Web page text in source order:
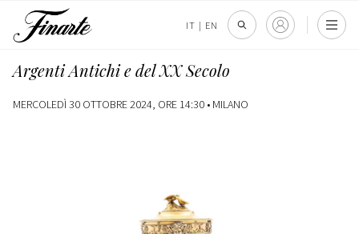
IT | EN
Argenti Antichi e del XX Secolo
MERCOLEDÌ 30 OTTOBRE 2024, ORE 14:30 • MILANO